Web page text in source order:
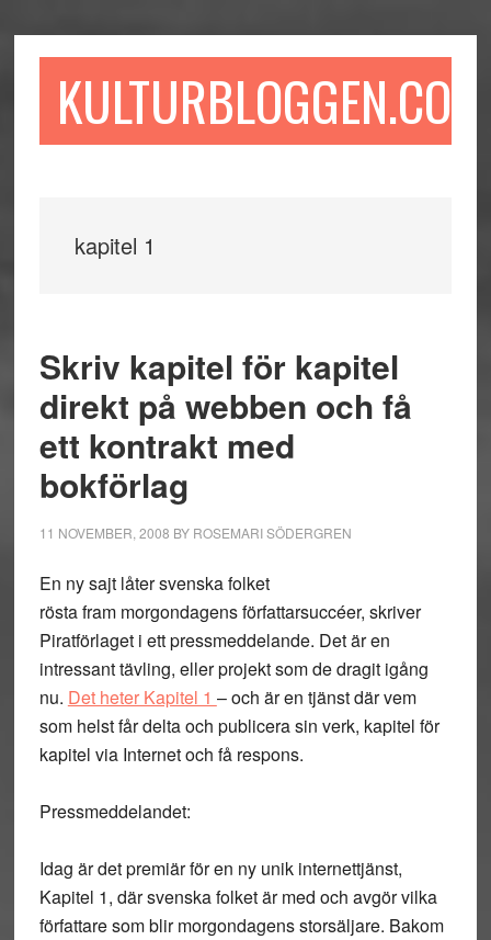
till
till
sidofältet
till
KULTURBLOGGEN.COM
kapitel 1
Skriv kapitel för kapitel
direkt på webben och få
ett kontrakt med
bokförlag
11 NOVEMBER, 2008 BY ROSEMARI SÖDERGREN
En ny sajt låter svenska folket
rösta fram morgondagens författarsuccéer, skriver
Piratförlaget i ett pressmeddelande. Det är en
intressant tävling, eller projekt som de dragit igång
nu. Det heter Kapitel 1 – och är en tjänst där vem
som helst får delta och publicera sin verk, kapitel för
kapitel via Internet och få respons.
Pressmeddelandet:
Idag är det premiär för en ny unik internettjänst,
Kapitel 1, där svenska folket är med och avgör vilka
författare som blir morgondagens storsäljare. Bakom